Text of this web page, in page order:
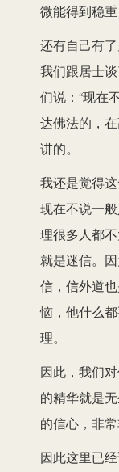
微能得到稳重
还有自己有
我们跟居士
们说：“现在
达佛法的，
讲的。
我还是觉得
现在不说一
理很多人都
就是迷信。
信，信外道
恼，他什么
理。
因此，我们
的精华就是
的信心，非常
因此这里已经